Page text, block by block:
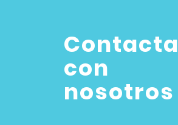
Contacta
con
nosotros